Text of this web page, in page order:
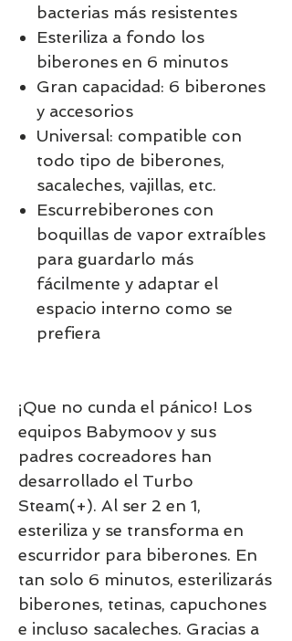
bacterias más resistentes
Esteriliza a fondo los
biberones en 6 minutos
Gran capacidad: 6 biberones
y accesorios
Universal: compatible con
todo tipo de biberones,
sacaleches, vajillas, etc.
Escurrebiberones con
boquillas de vapor extraíbles
para guardarlo más
fácilmente y adaptar el
espacio interno como se
prefiera
¡Que no cunda el pánico! Los
equipos Babymoov y sus
padres cocreadores han
desarrollado el Turbo
Steam(+). Al ser 2 en 1,
esteriliza y se transforma en
escurridor para biberones. En
tan solo 6 minutos, esterilizarás
biberones, tetinas, capuchones
e incluso sacaleches. Gracias a